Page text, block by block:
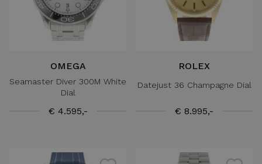
OMEGA
Seamaster Diver 300M White
Dial
€ 4.595,-
ROLEX
Datejust 36 Champagne Dial
€ 8.995,-